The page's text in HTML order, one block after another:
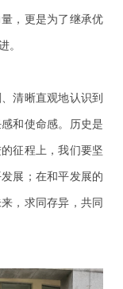
，更是为了继承优
。
清晰直观地认识到
和使命感。历史是
征程上，我们要坚
展；在和平发展的
，求同存异，共同